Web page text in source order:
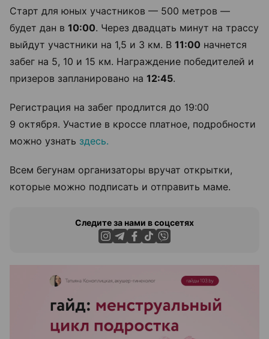
Старт для юных участников — 500 метров —
будет дан в 10:00. Через двадцать минут на трассу
выйдут участники на 1,5 и 3 км. В 11:00 начнется
забег на 5, 10 и 15 км. Награждение победителей и
призеров запланировано на 12:45.
Регистрация на забег продлится до 19:00
9 октября. Участие в кроссе платное, подробности
можно узнать здесь.
Всем бегунам организаторы вручат открытки,
которые можно подписать и отправить маме.
Следите за нами в соцсетях